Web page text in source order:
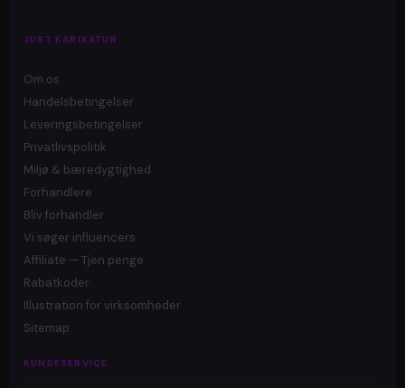
JUST KARIKATUR
Om os
Handelsbetingelser
Leveringsbetingelser
Privatlivspolitik
Miljø & bæredygtighed
Forhandlere
Bliv forhandler
Vi søger influencers
Affiliate — Tjen penge
Rabatkoder
Illustration for virksomheder
Sitemap
KUNDESERVICE